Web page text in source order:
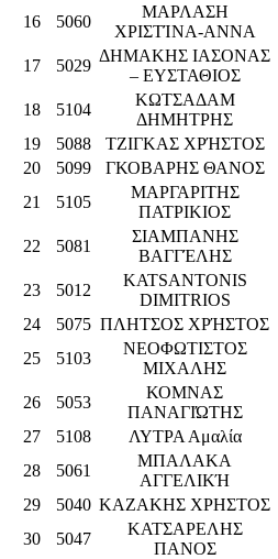
16
5060
ΜΑΡΛΑΣΗ
ΧΡΙΣΤΊΝΑ-ΑΝΝΑ
17 5029
ΔΗΜΑΚΗΣ ΙΑΣΟΝΑΣ
– ΕΥΣΤΑΘΙΟΣ
18 5104
ΚΩΤΣΑΔΑΜ
ΔΗΜΗΤΡΗΣ
19
5088 ΤΖΙΓΚΑΣ ΧΡΉΣΤΟΣ
20
5099 ΓΚΟΒΑΡΗΣ ΘΑΝΟΣ
21
5105
ΜΑΡΓΑΡΙΤΗΣ
ΠΑΤΡΙΚΙΟΣ
22 5081
ΣΙΑΜΠΑΝΗΣ
ΒΑΓΓΈΛΗΣ
23 5012
KATSANTONIS
DIMITRIOS
24
5075 ΠΛΗΤΣΟΣ ΧΡΉΣΤΟΣ
25
5103
ΝΕΟΦΩΤΙΣΤΟΣ
ΜΙΧΑΛΗΣ
26 5053
ΚΟΜΝΑΣ
ΠΑΝΑΓΙΏΤΗΣ
27
5108 ΛΥΤΡΑ Αμαλία
28
5061
ΜΠΑΛΑΚΑ
ΑΓΓΕΛΙΚΉ
29
5040 ΚΑΖΑΚΗΣ ΧΡΗΣΤΟΣ
30
5047
ΚΑΤΣΑΡΕΛΗΣ
ΠΑΝΟΣ